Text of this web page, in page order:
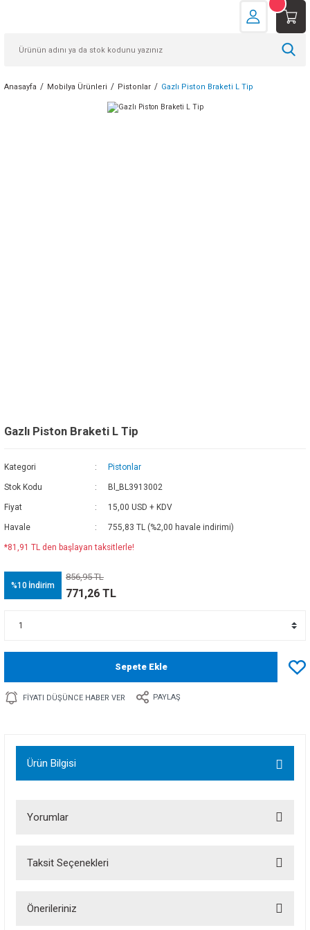
Anasayfa Mobilya Ürünleri Pistonlar Gazlı Piston Braketi L Tip
Gazlı Piston Braketi L Tip
Kategori Pistonlar
Stok Kodu Bl_BL3913002
Fiyat 15,00 USD + KDV
Havale 755,83 TL (%2,00 havale indirimi)
*81,91 TL den başlayan taksitlerle!
%10 İndirim
856,95 TL
771,26 TL
Sepete Ekle
FIYATI DÜŞÜNCE HABER VER PAYLAŞ
Ürün Bilgisi
Yorumlar
Taksit Seçenekleri
Önerileriniz